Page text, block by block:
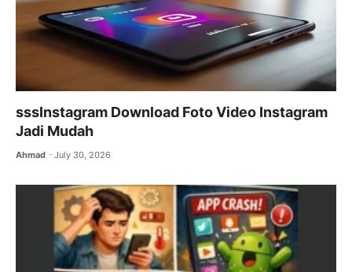
sssInstagram Download Foto Video Instagram
Jadi Mudah
Ahmad July 30, 2026